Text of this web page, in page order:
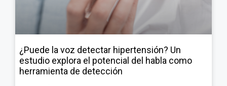
¿Puede la voz detectar hipertensión? Un
estudio explora el potencial del habla como
herramienta de detección